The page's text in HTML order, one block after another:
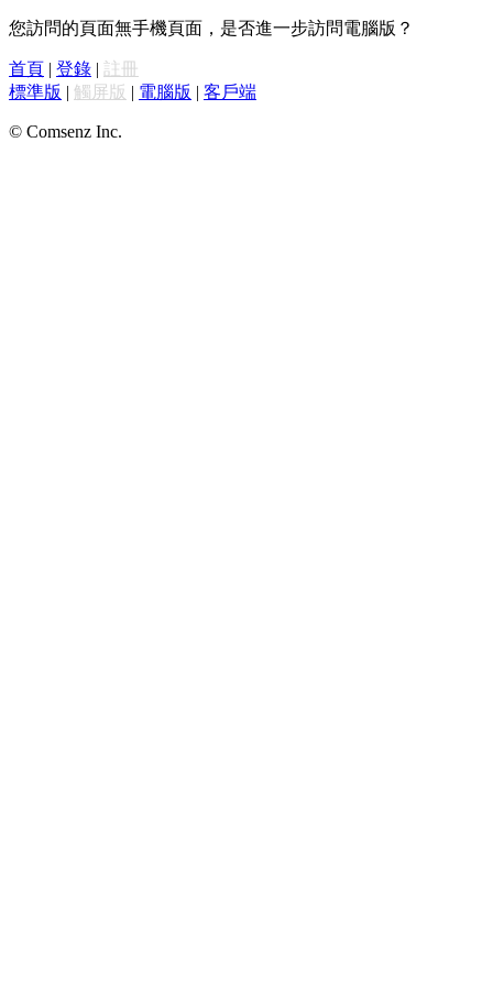
您訪問的頁面無手機頁面，是否進一步訪問電腦版？
首頁 | 登錄 | 註冊
標準版 | 觸屏版 | 電腦版 | 客戶端
© Comsenz Inc.